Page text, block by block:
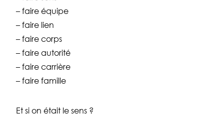
– faire équipe
– faire lien
– faire corps
– faire autorité
– faire carrière
– faire famille
Et si on était le sens ?